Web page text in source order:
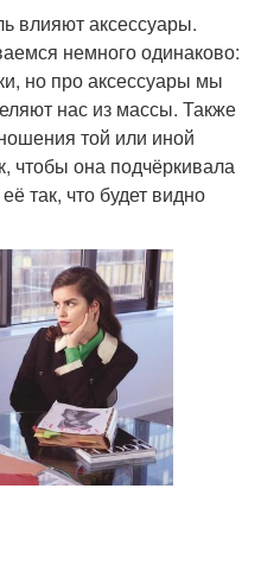
влияют аксессуары.
немного одинаково:
но про аксессуары мы
нас из массы. Также
той или иной
чтобы она подчёркивала
так, что будет видно